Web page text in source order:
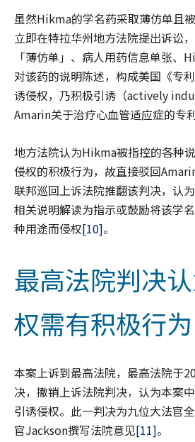
虽然Hikma的学名药采取薄仿单且
立即在特拉华州地方法院提出诉讼
「薄仿单」、病人用药信息单张、
对该药的说明陈述，构成美国《专
诱侵权，乃积极引诱（actively
Amarin关于治疗心血管适应症的专
地方法院认为Hikma被指控的各种
侵权的积极行为，故直接驳回
联邦巡回上诉法院推翻该判决，认
相关说明解读为指示或鼓励将该学
种用途而侵权[10]。
最高法院判决
权需有积极行为
本案上诉到最高法院，最高法院于
决，撤销上诉法院判决，认为本案
引诱侵权。此一判决为九位大法官
官Jackson撰写法院意见[11]。